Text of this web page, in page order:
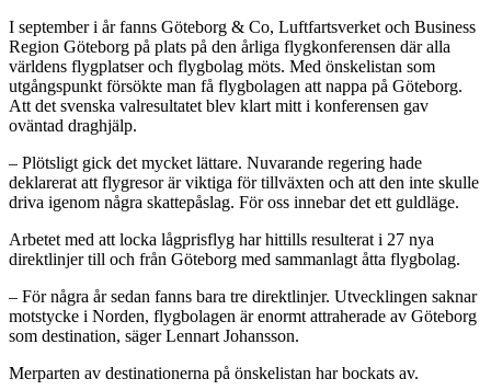
I september i år fanns Göteborg & Co, Luftfartsverket och Business
Region Göteborg på plats på den årliga flygkonferensen där alla
världens flygplatser och flygbolag möts. Med önskelistan som
utgångspunkt försökte man få flygbolagen att nappa på Göteborg.
Att det svenska valresultatet blev klart mitt i konferensen gav
oväntad draghjälp.
– Plötsligt gick det mycket lättare. Nuvarande regering hade
deklarerat att flygresor är viktiga för tillväxten och att den inte skulle
driva igenom några skattepåslag. För oss innebar det ett guldläge.
Arbetet med att locka lågprisflyg har hittills resulterat i 27 nya
direktlinjer till och från Göteborg med sammanlagt åtta flygbolag.
– För några år sedan fanns bara tre direktlinjer. Utvecklingen saknar
motstycke i Norden, flygbolagen är enormt attraherade av Göteborg
som destination, säger Lennart Johansson.
Merparten av destinationerna på önskelistan har bockats av.